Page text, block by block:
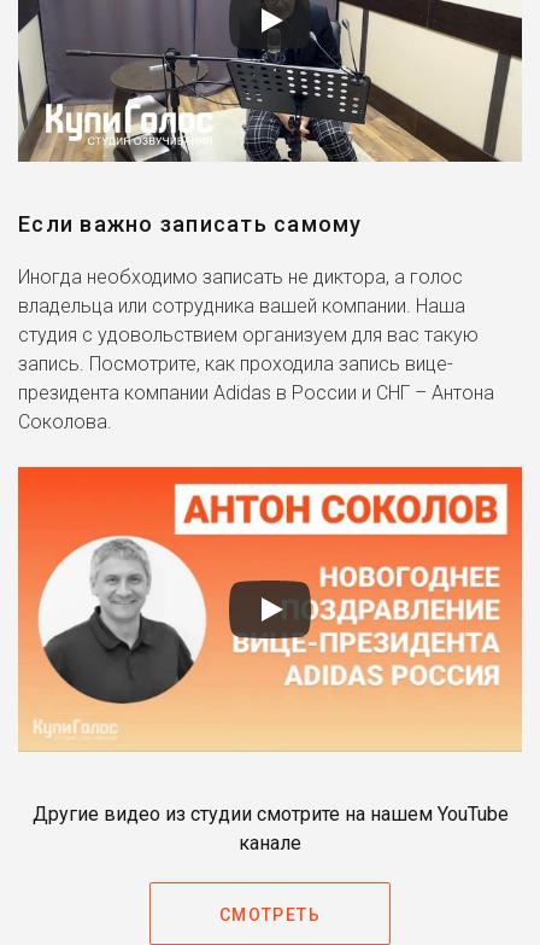
Если важно записать самому
Иногда необходимо записать не диктора, а голос
владельца или сотрудника вашей компании. Наша
студия с удовольствием организуем для вас такую
запись. Посмотрите, как проходила запись вице-
президента компании Adidas в России и СНГ – Антона
Соколова.
Другие видео из студии смотрите на нашем YouTube
канале
СМОТРЕТЬ